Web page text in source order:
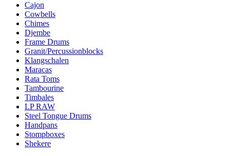
Cajon
Cowbells
Chimes
Djembe
Frame Drums
Granit/Percussionblocks
Klangschalen
Maracas
Rata Toms
Tambourine
Timbales
LP RAW
Steel Tongue Drums
Handpans
Stompboxes
Shekere